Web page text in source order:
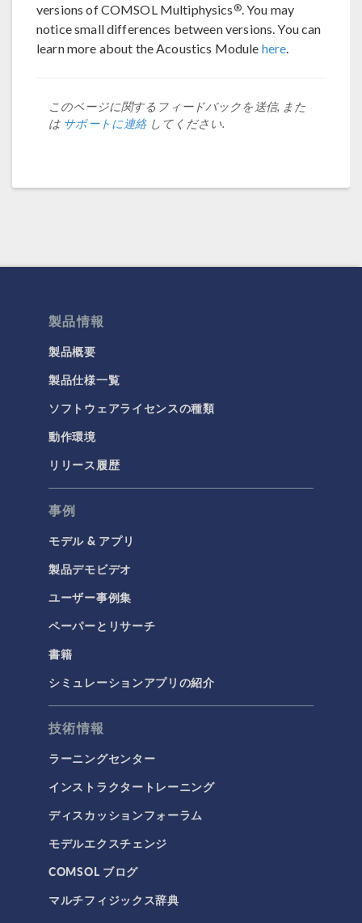
versions of COMSOL Multiphysics ®. You may
notice small differences between versions. You can
learn more about the Acoustics Module here.
このページに関するフィードバックを送信, また
は サポートに連絡してください.
製品情報
製品概要
製品仕様一覧
ソフトウェアライセンスの種類
動作環境
リリース履歴
事例
モデル & アプリ
製品デモビデオ
ユーザー事例集
ペーパーとリサーチ
書籍
シミュレーションアプリの紹介
技術情報
ラーニングセンター
インストラクタートレーニング
ディスカッションフォーラム
モデルエクスチェンジ
COMSOL ブログ
マルチフィジックス辞典